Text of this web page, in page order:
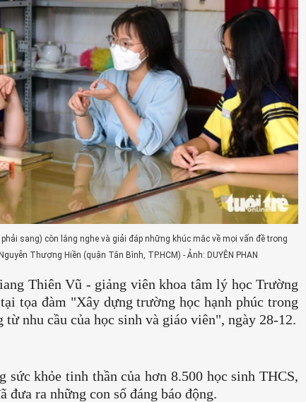
sang) còn lắng nghe và giải đáp những khúc mắc về mọi vấn đề trong
Thượng Hiền (quận Tân Bình, TP.HCM) - Ảnh: DUYÊN PHAN
Thiên Vũ - giảng viên khoa tâm lý học Trường
tọa đàm "Xây dựng trường học hạnh phúc trong
nhu cầu của học sinh và giáo viên", ngày 28-12.
sức khỏe tinh thần của hơn 8.500 học sinh THCS,
đưa ra những con số đáng báo động.